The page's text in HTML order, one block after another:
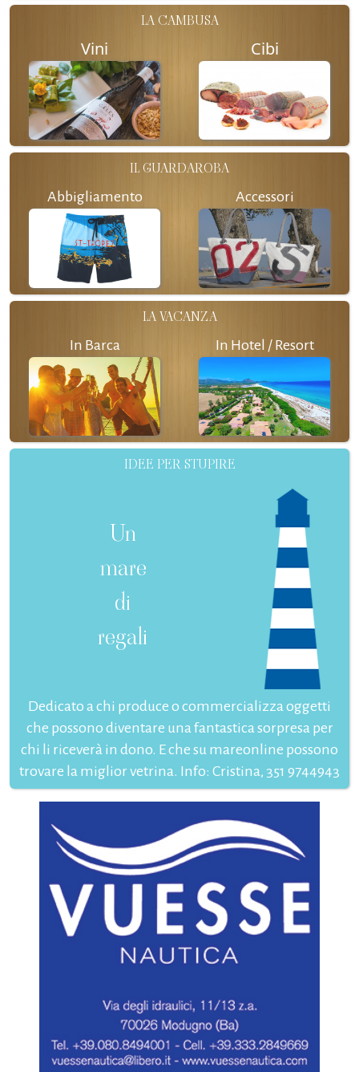
LA CAMBUSA
Vini Cibi
IL GUARDAROBA
Abbigliamento Accessori
LA VACANZA
In Barca In Hotel / Resort
IDEE PER STUPIRE
Un
mare
di
regali
Dedicato a chi produce o commercializza oggetti
che possono diventare una fantastica sorpresa per
chi li riceverà in dono. E che su mareonline possono
trovare la miglior vetrina. Info: Cristina, 351 9744943